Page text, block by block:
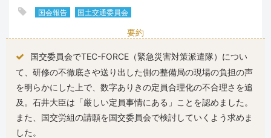
国会報告 国土交通委員会
要約
国交委員会でTEC-FORCE（緊急災害対策派遣隊）につい
て、研修の不徹底さや送り出した側の整備局の現場の負担の声
を明らかにした上で、数字ありきの定員合理化の不合理さを追
及。石井大臣は「厳しい定員事情にある」ことを認めました。
また、国交労組の請願を国交委員会で検討していくよう求めま
した。